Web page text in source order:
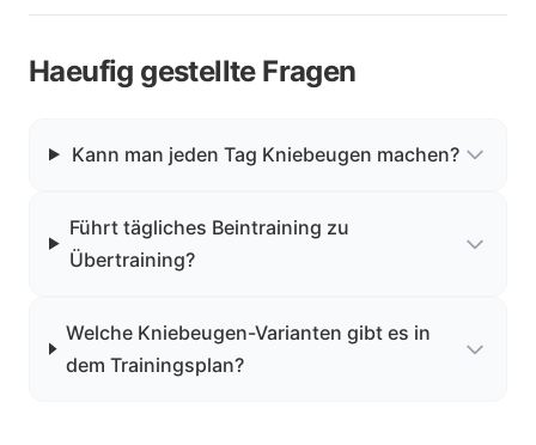
Haeufig gestellte Fragen
Kann man jeden Tag Kniebeugen machen?
Führt tägliches Beintraining zu
Übertraining?
Welche Kniebeugen-Varianten gibt es in
dem Trainingsplan?